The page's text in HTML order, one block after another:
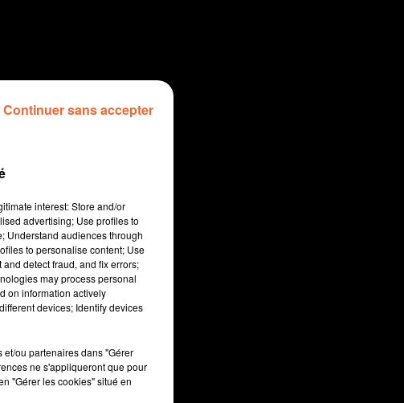
min 30 sec
interest: Store and/or
advertising; Use profiles to
Understand audiences through
to personalise content; Use
detect fraud, and fix errors;
may process personal
on information actively
devices; Identify devices
et/ou partenaires dans "Gérer
ne s'appliqueront que pour
"Gérer les cookies" situé en
Continuer sans accepter